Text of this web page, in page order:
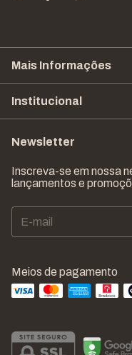
Mais Informações
Institucional
Newsletter
Inscreva-se em nossa
lançamentos e
Meios de pagamento